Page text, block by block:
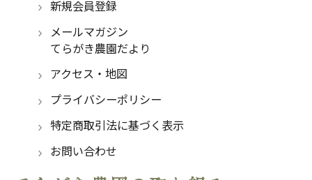
新規会員登録
メールマガジン
てらがき農園だより
アクセス・地図
プライバシーポリシー
特定商取引法に基づく表示
お問い合わせ